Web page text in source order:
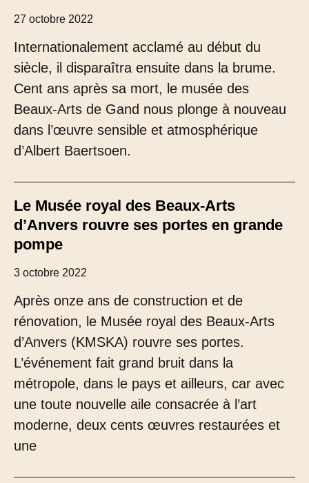
27 octobre 2022
Internationalement acclamé au début du
siècle, il disparaîtra ensuite dans la brume.
Cent ans après sa mort, le musée des
Beaux-Arts de Gand nous plonge à nouveau
dans l’œuvre sensible et atmosphérique
d’Albert Baertsoen.
Le Musée royal des Beaux-Arts
d’Anvers rouvre ses portes en grande
pompe
3 octobre 2022
Après onze ans de construction et de
rénovation, le Musée royal des Beaux-Arts
d’Anvers (KMSKA) rouvre ses portes.
L’événement fait grand bruit dans la
métropole, dans le pays et ailleurs, car avec
une toute nouvelle aile consacrée à l’art
moderne, deux cents œuvres restaurées et
une